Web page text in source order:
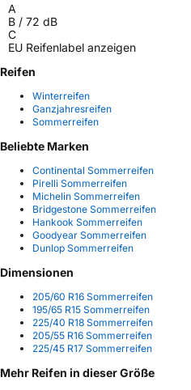
A
B / 72 dB
C
EU Reifenlabel anzeigen
Reifen
Winterreifen
Ganzjahresreifen
Sommerreifen
Beliebte Marken
Continental Sommerreifen
Pirelli Sommerreifen
Michelin Sommerreifen
Bridgestone Sommerreifen
Hankook Sommerreifen
Goodyear Sommerreifen
Dunlop Sommerreifen
Dimensionen
205/60 R16 Sommerreifen
195/65 R15 Sommerreifen
225/40 R18 Sommerreifen
205/55 R16 Sommerreifen
225/45 R17 Sommerreifen
Mehr Reifen in dieser Größe